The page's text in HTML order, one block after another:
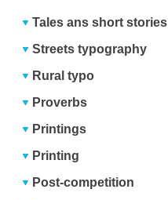
Tales ans short stories
Streets typography
Rural typo
Proverbs
Printings
Printing
Post-competition